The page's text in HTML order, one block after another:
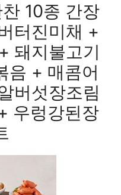
10종 간장
터진미채 +
돼지불고기
음 + 매콤어
버섯장조림
우렁강된장